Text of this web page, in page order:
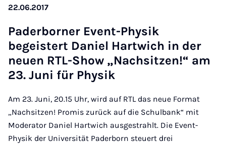
22.06.2017
Pader­borner Event-Physik
begeistert Daniel Hartwich in der
neuen RTL-Show „N­achs­itzen!“ am
23. Juni für Physik
Am 23. Juni, 20.15 Uhr, wird auf RTL das neue Format
„Nachsitzen! Promis zurück auf die Schulbank“ mit
Moderator Daniel Hartwich ausgestrahlt. Die Event-
Physik der Universität Paderborn steuert drei